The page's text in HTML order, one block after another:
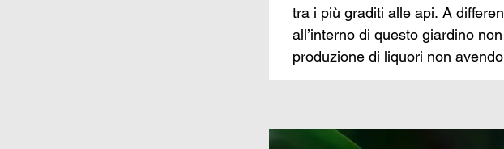
tra i più graditi alle api. A
all’interno di questo giardino
produzione di liquori non